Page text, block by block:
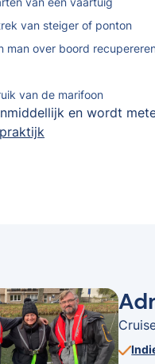
van steiger of ponton
man over boord
van de marifoon
en wordt